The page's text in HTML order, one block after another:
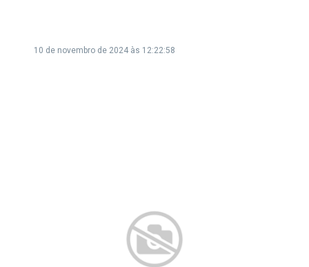
10 de novembro de 2024 às 12:22:58